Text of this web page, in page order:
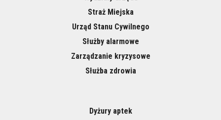
Straż Miejska
Urząd Stanu Cywilnego
Służby alarmowe
Zarządzanie kryzysowe
Służba zdrowia
Dyżury aptek